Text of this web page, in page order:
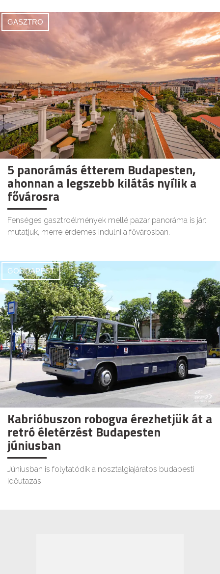
GASZTRO
5 panorámás étterem Budapesten,
ahonnan a legszebb kilátás nyílik a
fővárosra
Fenséges gasztroélmények mellé pazar panoráma is jár:
mutatjuk, merre érdemes indulni a fővárosban.
GOODAPEST
Kabrióbuszon robogva érezhetjük át a
retró életérzést Budapesten
júniusban
Júniusban is folytatódik a nosztalgiajáratos budapesti
időutazás.